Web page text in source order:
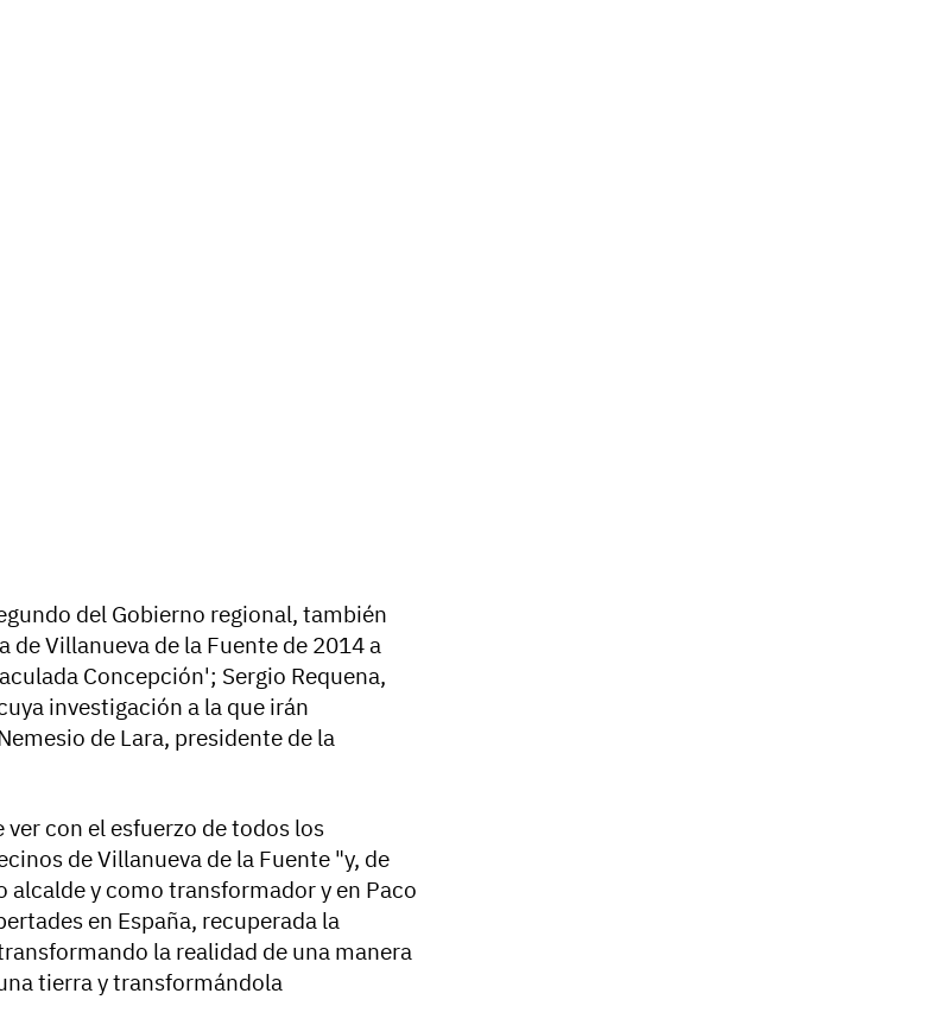
del Gobierno regional, también
Villanueva de la Fuente de 2014 a
Concepción'; Sergio Requena,
investigación a la que irán
de Lara, presidente de la
con el esfuerzo de todos los
de Villanueva de la Fuente "y, de
y como transformador y en Paco
en España, recuperada la
la realidad de una manera
tierra y transformándola